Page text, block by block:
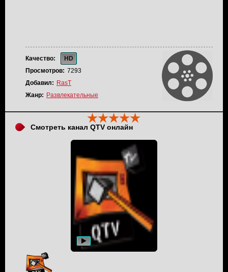
Качество:
HD
Просмотров: 7293
Добавил: RasT
Жанр: Развлекательные
Смотреть канал QTV онлайн